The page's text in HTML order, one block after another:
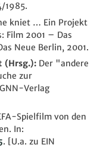
1985.
kniet … Ein Projekt
Film 2001 – Das
Neue Berlin, 2001.
(Hrsg.): Der "andere
zur
Verlag
Spielfilm von den
In:
. [U.a. zu EIN